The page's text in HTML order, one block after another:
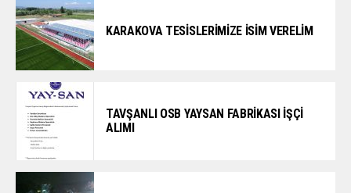
KARAKOVA TESİSLERİMİZE İSİM VERELİM
TAVŞANLI OSB YAYSAN FABRİKASI İŞÇİ
ALIMI